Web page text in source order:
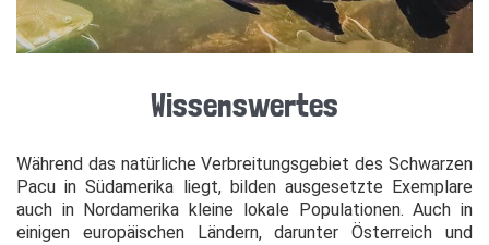
Wissenswertes
Während das natürliche Verbreitungsgebiet des Schwarzen
Pacu in Südamerika liegt, bilden ausgesetzte Exemplare
auch in Nordamerika kleine lokale Populationen. Auch in
einigen europäischen Ländern, darunter Österreich und